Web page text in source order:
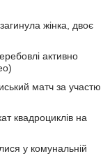
жінка, двоє
активно
матч за участю
квадроциклів на
у комунальній